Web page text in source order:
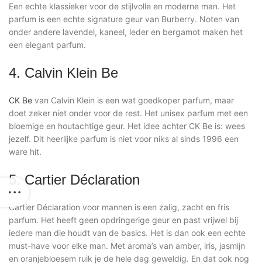
Een echte klassieker voor de stijlvolle en moderne man. Het
parfum is een echte signature geur van Burberry. Noten van
onder andere lavendel, kaneel, leder en bergamot maken het
een elegant parfum.
4. Calvin Klein Be
CK Be van Calvin Klein is een wat goedkoper parfum, maar
doet zeker niet onder voor de rest. Het unisex parfum met een
bloemige en houtachtige geur. Het idee achter CK Be is: wees
jezelf. Dit heerlijke parfum is niet voor niks al sinds 1996 een
ware hit.
5. Cartier Déclaration
Cartier Déclaration voor mannen is een zalig, zacht en fris
parfum. Het heeft geen opdringerige geur en past vrijwel bij
iedere man die houdt van de basics. Het is dan ook een echte
must-have voor elke man. Met aroma’s van amber, iris, jasmijn
en oranjebloesem ruik je de hele dag geweldig. En dat ook nog